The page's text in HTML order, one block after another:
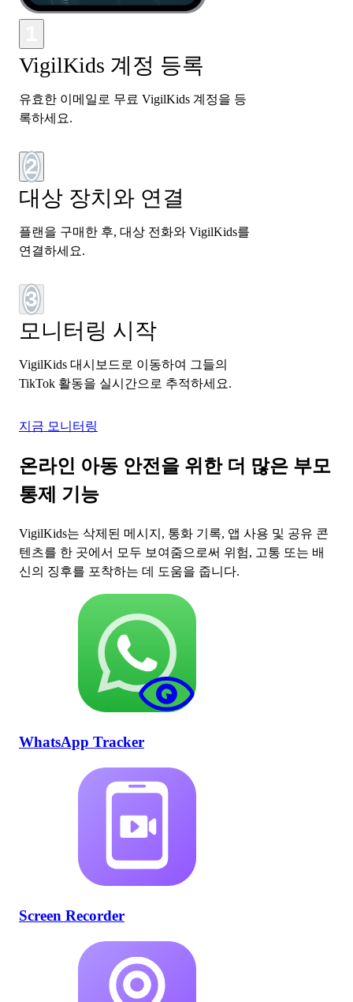
VigilKids 계정 등록
유효한 이메일로 무료 VigilKids 계정을 등
록하세요.
2
대상 장치와 연결
플랜을 구매한 후, 대상 전화와 VigilKids를
연결하세요.
3
모니터링 시작
VigilKids 대시보드로 이동하여 그들의
TikTok 활동을 실시간으로 추적하세요.
지금 모니터링
온라인 아동 안전을 위한 더 많은 부모
통제 기능
VigilKids는 삭제된 메시지, 통화 기록, 앱 사용 및 공유 콘
텐츠를 한 곳에서 모두 보여줌으로써 위험, 고통 또는 배
신의 징후를 포착하는 데 도움을 줍니다.
WhatsApp Tracker
Screen Recorder